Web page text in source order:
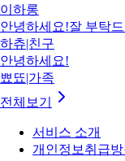
이하롱
안녕하세요!잘 부탁
하츄|친구
안녕하세요!
뾰뚀|가족
전체보기
서비스 소개
개인정보취급방